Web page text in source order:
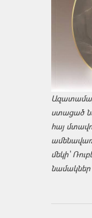
ստացած
հայ
ամենավառ
մեկի՝
նամակներ